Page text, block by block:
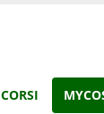
CORSI